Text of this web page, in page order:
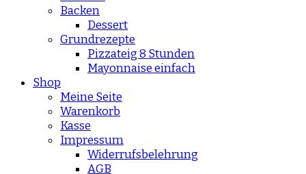
Backen
Dessert
Grundrezepte
Pizzateig 8 Stunden
Mayonnaise einfach
Shop
Meine Seite
Warenkorb
Kasse
Impressum
Widerrufsbelehrung
AGB